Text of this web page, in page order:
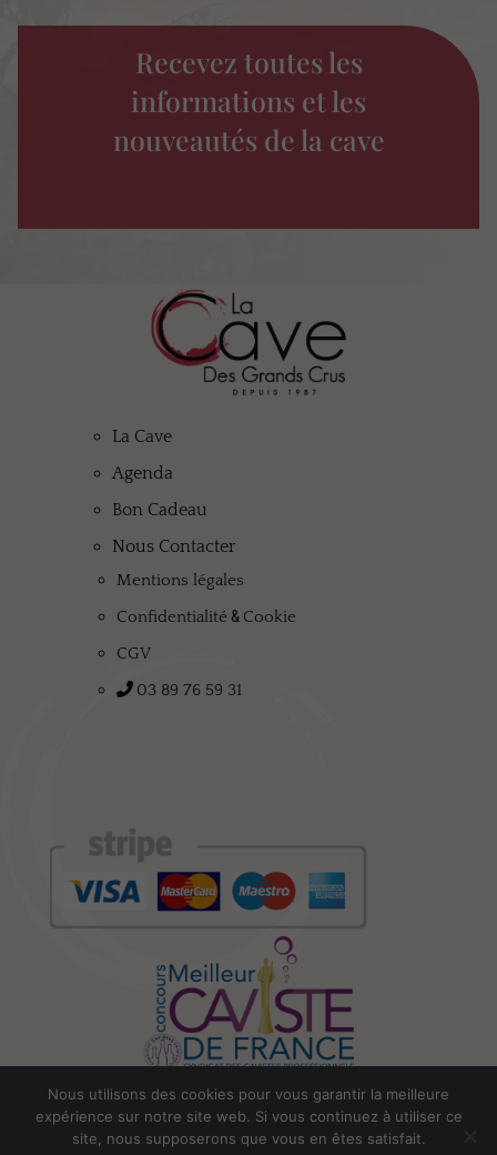
Recevez toutes les
informations et les
nouveautés de la cave
La Cave
Agenda
Bon Cadeau
Nous Contacter
Mentions légales
Confidentialité & Cookie
CGV
03 89 76 59 31
L’abus d’alcool est dangereux pour la santé
Copyright © 2022 – La Cave des Grands Crus |
Nous utilisons des cookies pour vous garantir la meilleure
expérience sur notre site web. Si vous continuez à utiliser ce
site, nous supposerons que vous en êtes satisfait.